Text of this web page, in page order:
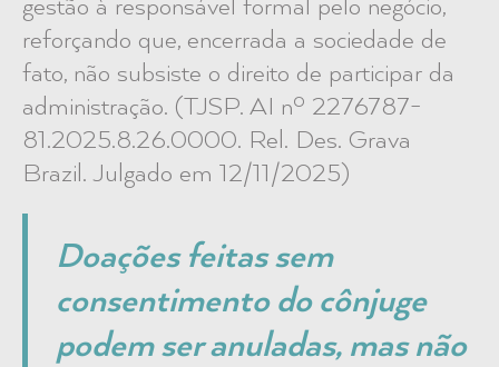
gestão à responsável formal pelo negócio,
reforçando que, encerrada a sociedade de
fato, não subsiste o direito de participar da
administração. (TJSP. AI nº 2276787-
81.2025.8.26.0000. Rel. Des. Grava
Brazil. Julgado em 12/11/2025)
Doações feitas sem
consentimento do cônjuge
podem ser anuladas, mas não